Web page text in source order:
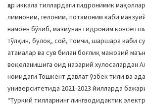
ҳар иккала тиллардаги гидронимик
лимноним, гелоним, потамоним каби
намоён бўлиб, мазмунан гидроним
тўлқин, булоқ, сой, томчи, шаршара каби
атамалар ва сув билан боғлиқ мажозий
воқеланишига оид назарий хулосалардан
номидаги Тошкент давлат ўзбек тили ва
университетида 2021-2023 йилларда
“Туркий тилларнинг лингводидактик